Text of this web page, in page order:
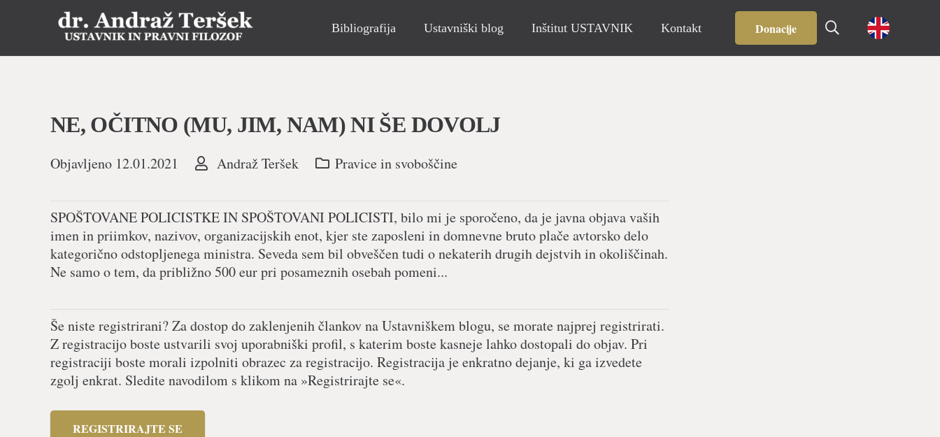
Bibliografija Ustavniški blog Inštitut USTAVNIK Kontakt Donacije
NE, OČITNO (MU, JIM, NAM) NI ŠE DOVOLJ
Objavljeno 12.01.2021 Andraž Teršek Pravice in svoboščine
SPOŠTOVANE POLICISTKE IN SPOŠTOVANI POLICISTI, bilo mi je sporočeno, da je javna objava vaših
imen in priimkov, nazivov, organizacijskih enot, kjer ste zaposleni in domnevne bruto plače avtorsko delo
kategorično odstopljenega ministra. Seveda sem bil obveščen tudi o nekaterih drugih dejstvih in okoliščinah.
Ne samo o tem, da približno 500 eur pri posameznih osebah pomeni...
Še niste registrirani? Za dostop do zaklenjenih člankov na Ustavniškem blogu, se morate najprej registrirati.
Z registracijo boste ustvarili svoj uporabniški profil, s katerim boste kasneje lahko dostopali do objav. Pri
registraciji boste morali izpolniti obrazec za registracijo. Registracija je enkratno dejanje, ki ga izvedete
zgolj enkrat. Sledite navodilom s klikom na »Registrirajte se«.
REGISTRIRAJTE SE